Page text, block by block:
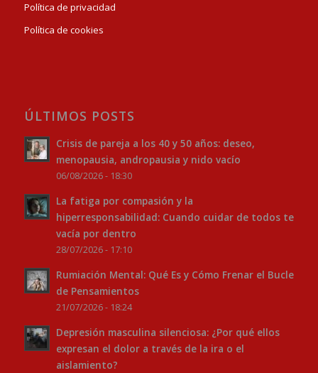
Política de privacidad
Política de cookies
ÚLTIMOS POSTS
Crisis de pareja a los 40 y 50 años: deseo,
menopausia, andropausia y nido vacío
06/08/2026 - 18:30
La fatiga por compasión y la
hiperresponsabilidad: Cuando cuidar de todos te
vacía por dentro
28/07/2026 - 17:10
Rumiación Mental: Qué Es y Cómo Frenar el Bucle
de Pensamientos
21/07/2026 - 18:24
Depresión masculina silenciosa: ¿Por qué ellos
expresan el dolor a través de la ira o el
aislamiento?